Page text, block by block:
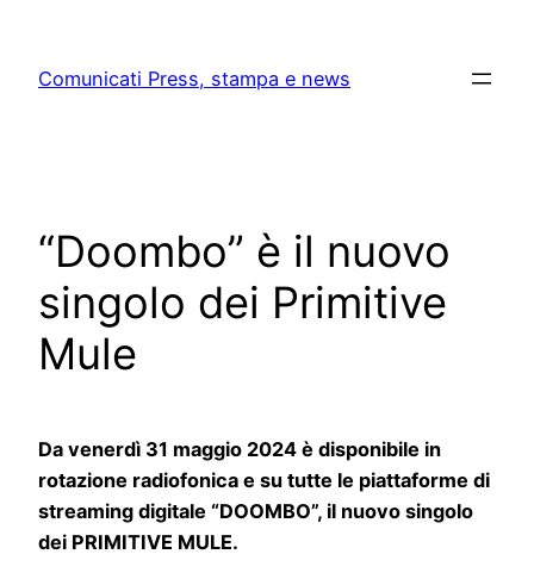
content
Comunicati Press, stampa e news
“Doombo” è il nuovo
singolo dei Primitive
Mule
Da venerdì 31 maggio 2024 è disponibile in
rotazione radiofonica e su tutte le piattaforme di
streaming digitale “DOOMBO”, il nuovo singolo
dei PRIMITIVE MULE.